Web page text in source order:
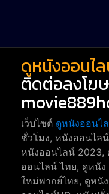
ดูหนังออนไ
ติดต่อลงโฆ
เว็บไซต์ ดูหนังออนไ
ชั่วโมง, หนังออนไล
หนังออนไลน์ 2023,
ออนไลน์ ไทย, ดูหนั
ใหม่พากย์ไทย, ดูหนั